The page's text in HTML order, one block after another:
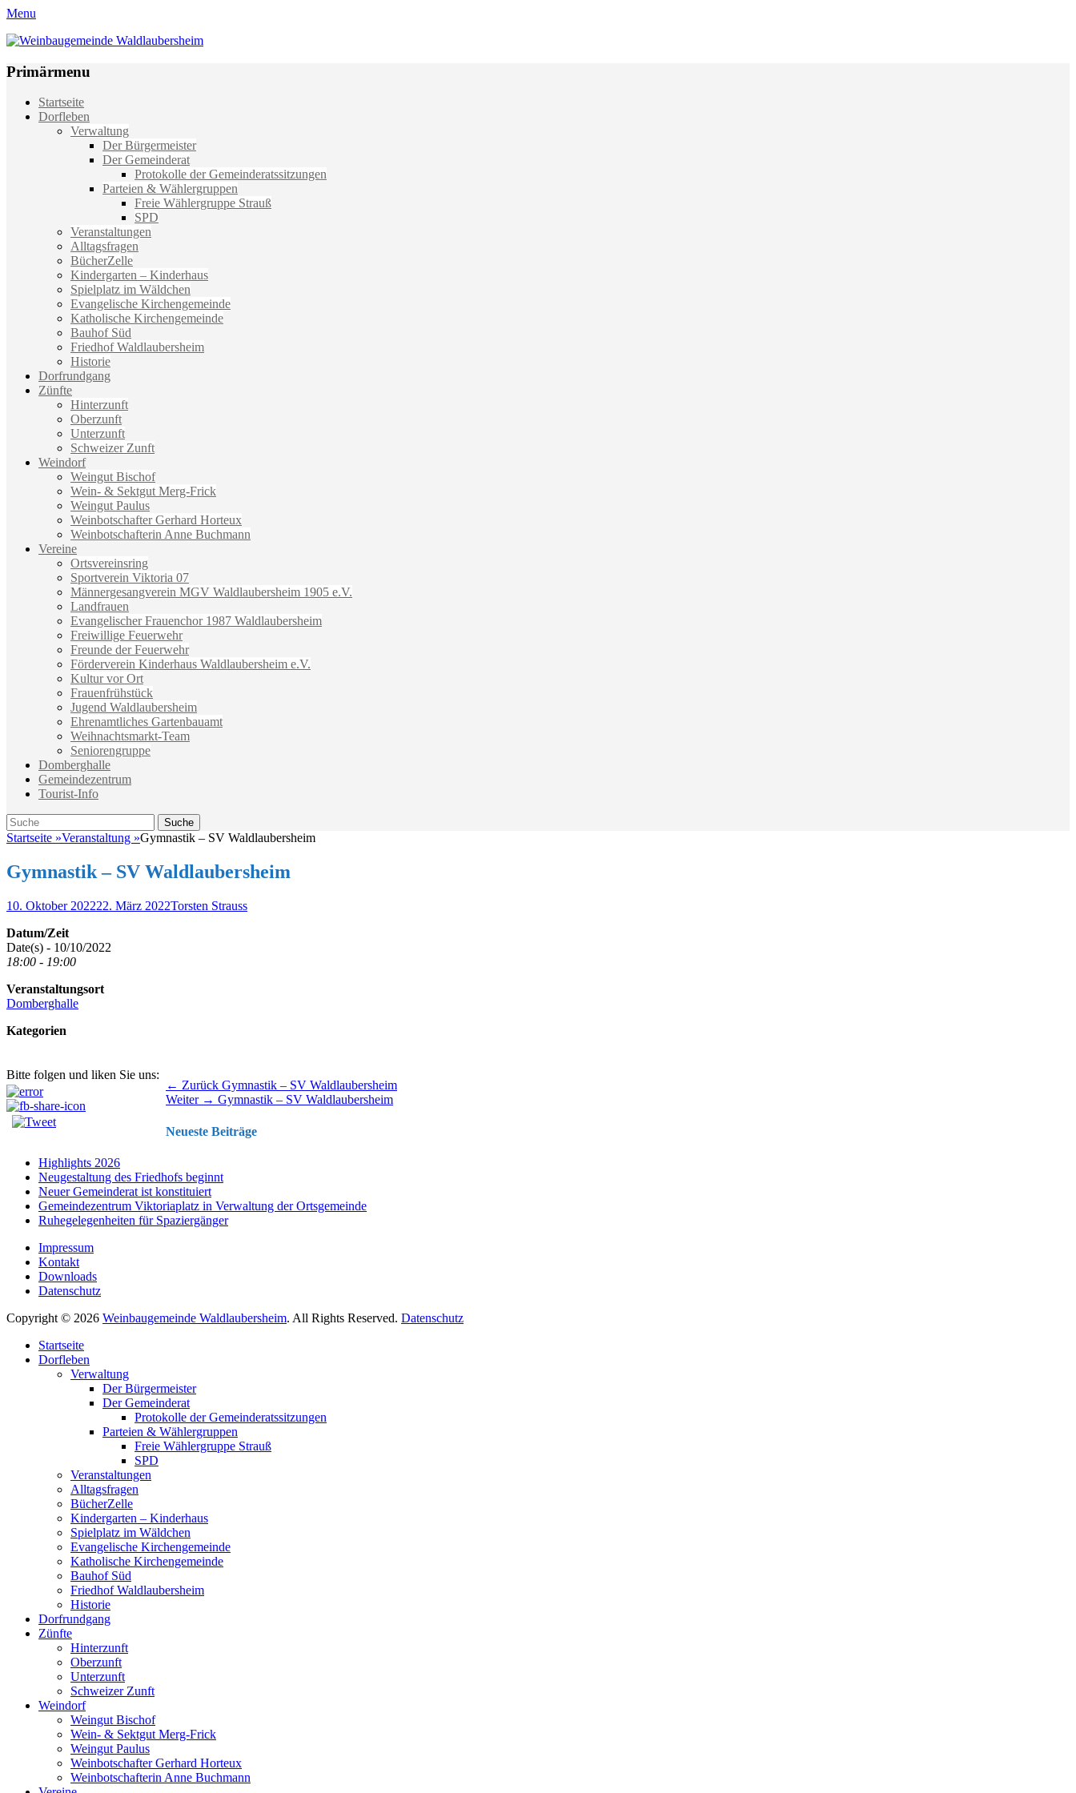
Menu
Weinbaugemeinde Waldlaubersheim
Primärmenu
Weiter
zum
Startseite
Dorfleben
Verwaltung
Der Bürgermeister
Der Gemeinderat
Protokolle der Gemeinderatssitzungen
Parteien & Wählergruppen
Freie Wählergruppe Strauß
SPD
Veranstaltungen
Alltagsfragen
BücherZelle
Kindergarten – Kinderhaus
Spielplatz im Wäldchen
Evangelische Kirchengemeinde
Katholische Kirchengemeinde
Bauhof Süd
Friedhof Waldlaubersheim
Historie
Dorfrundgang
Zünfte
Hinterzunft
Oberzunft
Unterzunft
Schweizer Zunft
Weindorf
Weingut Bischof
Wein- & Sektgut Merg-Frick
Weingut Paulus
Weinbotschafter Gerhard Horteux
Weinbotschafterin Anne Buchmann
Vereine
Ortsvereinsring
Sportverein Viktoria 07
Männergesangverein MGV Waldlaubersheim 1905 e.V.
Landfrauen
Evangelischer Frauenchor 1987 Waldlaubersheim
Freiwillige Feuerwehr
Freunde der Feuerwehr
Förderverein Kinderhaus Waldlaubersheim e.V.
Kultur vor Ort
Frauenfrühstück
Jugend Waldlaubersheim
Ehrenamtliches Gartenbauamt
Weihnachtsmarkt-Team
Seniorengruppe
Domberghalle
Gemeindezentrum
Tourist-Info
Suche
Suche
nach:
Startseite »Veranstaltung »Gymnastik – SV Waldlaubersheim
Gymnastik – SV Waldlaubersheim
Veröffentlicht
10. Oktober 202222. März 2022Autor
Torsten Strauss
Datum/Zeit
Date(s) - 10/10/2022
18:00 - 19:00
Veranstaltungsort
Domberghalle
Kategorien
Bitte folgen und liken Sie uns:
Beitragsnavigation ← Zurück Vorhergehender
Beitrag:
Gymnastik – SV Waldlaubersheim
Weiter → Nächster
Gymnastik – SV Waldlaubersheim
Neueste Beiträge
Highlights 2026
Neugestaltung des Friedhofs beginnt
Neuer Gemeinderat ist konstituiert
Gemeindezentrum Viktoriaplatz in Verwaltung der Ortsgemeinde
Ruhegelegenheiten für Spaziergänger
Impressum
Kontakt
Downloads
Datenschutz
Copyright © 2026 Weinbaugemeinde Waldlaubersheim. All Rights Reserved. Datenschutz
oben
scrollen
Startseite
Dorfleben
Verwaltung
Der Bürgermeister
Der Gemeinderat
Protokolle der Gemeinderatssitzungen
Parteien & Wählergruppen
Freie Wählergruppe Strauß
SPD
Veranstaltungen
Alltagsfragen
BücherZelle
Kindergarten – Kinderhaus
Spielplatz im Wäldchen
Evangelische Kirchengemeinde
Katholische Kirchengemeinde
Bauhof Süd
Friedhof Waldlaubersheim
Historie
Dorfrundgang
Zünfte
Hinterzunft
Oberzunft
Unterzunft
Schweizer Zunft
Weindorf
Weingut Bischof
Wein- & Sektgut Merg-Frick
Weingut Paulus
Weinbotschafter Gerhard Horteux
Weinbotschafterin Anne Buchmann